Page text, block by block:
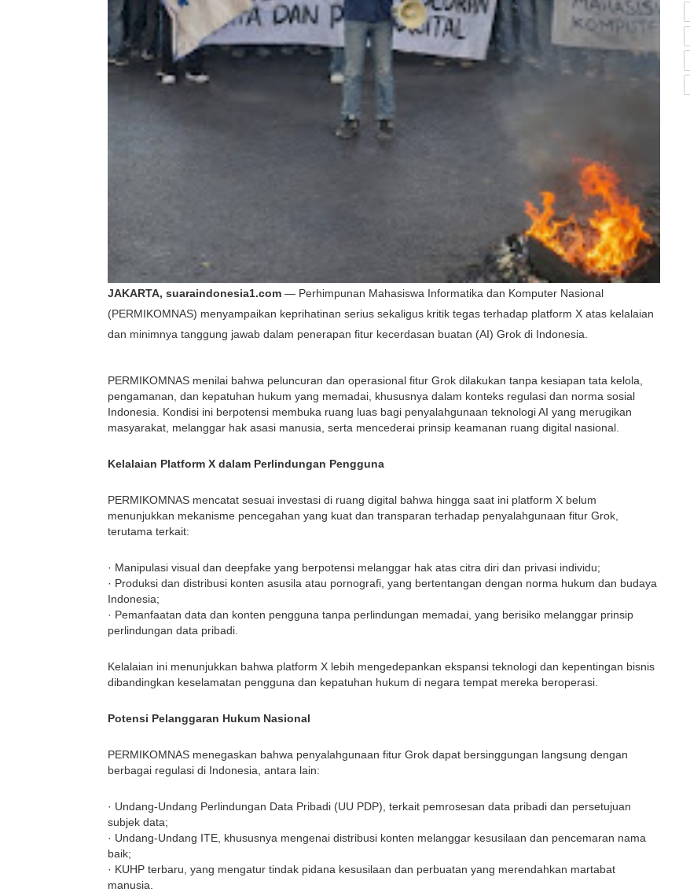
JAKARTA, suaraindonesia1.com — Perhimpunan Mahasiswa Informatika dan Komputer Nasional
(PERMIKOMNAS) menyampaikan keprihatinan serius sekaligus kritik tegas terhadap platform X atas kelalaian
dan minimnya tanggung jawab dalam penerapan fitur kecerdasan buatan (AI) Grok di Indonesia.
PERMIKOMNAS menilai bahwa peluncuran dan operasional fitur Grok dilakukan tanpa kesiapan tata kelola,
pengamanan, dan kepatuhan hukum yang memadai, khususnya dalam konteks regulasi dan norma sosial
Indonesia. Kondisi ini berpotensi membuka ruang luas bagi penyalahgunaan teknologi AI yang merugikan
masyarakat, melanggar hak asasi manusia, serta mencederai prinsip keamanan ruang digital nasional.
Kelalaian Platform X dalam Perlindungan Pengguna
PERMIKOMNAS mencatat sesuai investasi di ruang digital bahwa hingga saat ini platform X belum
menunjukkan mekanisme pencegahan yang kuat dan transparan terhadap penyalahgunaan fitur Grok,
terutama terkait:
· Manipulasi visual dan deepfake yang berpotensi melanggar hak atas citra diri dan privasi individu;
· Produksi dan distribusi konten asusila atau pornografi, yang bertentangan dengan norma hukum dan budaya
Indonesia;
· Pemanfaatan data dan konten pengguna tanpa perlindungan memadai, yang berisiko melanggar prinsip
perlindungan data pribadi.
Kelalaian ini menunjukkan bahwa platform X lebih mengedepankan ekspansi teknologi dan kepentingan bisnis
dibandingkan keselamatan pengguna dan kepatuhan hukum di negara tempat mereka beroperasi.
Potensi Pelanggaran Hukum Nasional
PERMIKOMNAS menegaskan bahwa penyalahgunaan fitur Grok dapat bersinggungan langsung dengan
berbagai regulasi di Indonesia, antara lain:
· Undang-Undang Perlindungan Data Pribadi (UU PDP), terkait pemrosesan data pribadi dan persetujuan
subjek data;
· Undang-Undang ITE, khususnya mengenai distribusi konten melanggar kesusilaan dan pencemaran nama
baik;
· KUHP terbaru, yang mengatur tindak pidana kesusilaan dan perbuatan yang merendahkan martabat
manusia.